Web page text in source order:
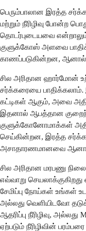
பெரும்பாலான இரத்த
மற்றும் நீரிழிவு போன்ற
தொடர்புடையவை
குளுக்கோஸ் அளவை
காணப்படுகின்றன, ஆனால்
சில அரிதான ஹார்மோன்
சர்க்கரையை
கட்டிகள் ஆகும், அவை
இதனால் ஆபத்தான
குளுக்கோனோமாக்கள்
செய்கின்றன, இரத்த
அசாதாரணமானவை
சில அரிதான மரபணு
எவ்வாறு
சேமிப்பு நோய்கள் உங்கள்
அல்லது வெளியிடவோ
ஆதரிப்பு நீரிழிவு, அல்லது
ஏற்படும் நீரிழிவின்